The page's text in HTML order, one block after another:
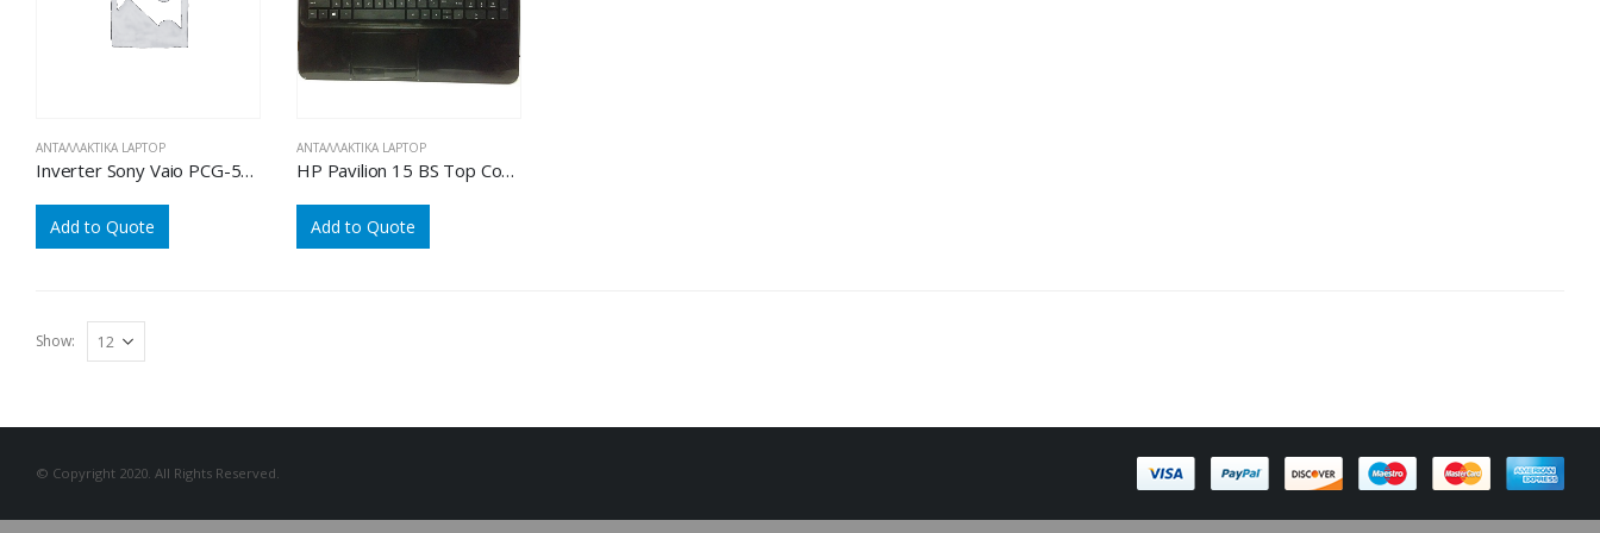
ΑΝΤΑΛΛΑΚΤΙΚΆ LAPTOP
Inverter Sony Vaio PCG-582M
Add to Quote
ΑΝΤΑΛΛΑΚΤΙΚΆ LAPTOP
HP Pavilion 15 BS Top Cover EL
Add to Quote
Show:
© Copyright 2020. All Rights Reserved.